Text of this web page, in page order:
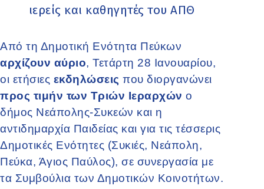
ιερείς και καθηγητές του ΑΠΘ
Από τη Δημοτική Ενότητα Πεύκων
αρχίζουν αύριο, Τετάρτη 28 Ιανουαρίου,
οι ετήσιες εκδηλώσεις που διοργανώνει
προς τιμήν των Τριών Ιεραρχών ο
δήμος Νεάπολης-Συκεών και η
αντιδημαρχία Παιδείας και για τις τέσσερις
Δημοτικές Ενότητες (Συκιές, Νεάπολη,
Πεύκα, Άγιος Παύλος), σε συνεργασία με
τα Συμβούλια των Δημοτικών Κοινοτήτων.